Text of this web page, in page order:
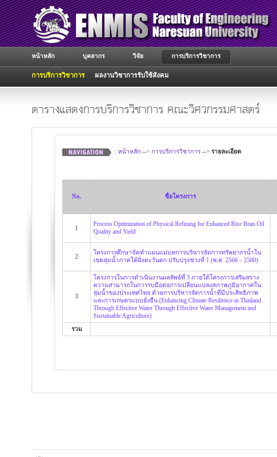
หน้าหลัก บุคลากร วิจัย การบริการวิชาการ
การบริการวิชาการ ผลงานวิชาการรับใช้สังคม
ตารางแสดงการบริการวิชาการ คณะวิศวกรรมศาสตร์
: หน้าหลัก --> การบริการวิชาการ --> รายละเอียด
No. ชื่อโครงการ
1
Process Optimization of Physical Refining for Enhanced Rice Bran Oil
Quality and Yield
2
โครงการศึกษาจัดทำแผนแม่บทการบริหารจัดการทรัพยากรน้ำใน
เขตลุ่มน้ำภาคใต้ฝั่งตะวันตก ปรับปรุงช่วงที่ 1 (พ.ศ. 2566 – 2580)
3
โครงการในการดำเนินงานผลลัพธ์ที่ 3 ภายใต้โครงการเสริมสราง
ความสามารถในการรบมือต่อการเปลี่ยนแปลงสภาพภูมิอากาศใน
ลุ่มน้ำของประเทศไทย ด้วยการบริหารจัดการน้ำที่มีประสิทธิภาพ
และการเกษตรแบบยั่งยืน (Enhancing Climate Resilience in Thailand
Through Effective Water Through Effective Water Management and
Sustainable Agriculture)
รวม